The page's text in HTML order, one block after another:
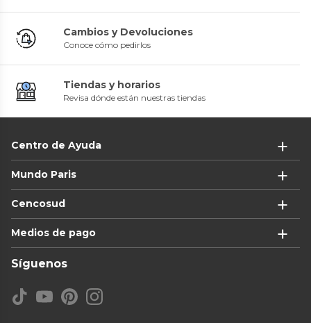
Cambios y Devoluciones
Conoce cómo pedirlos
Tiendas y horarios
Revisa dónde están nuestras tiendas
Centro de Ayuda
Mundo Paris
Cencosud
Medios de pago
Síguenos